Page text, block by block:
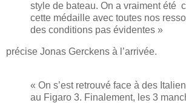
style de bateau. On a vraiment été
cette médaille avec toutes nos
des conditions pas évidentes »
précise Jonas Gerckens à l’arrivée.
« On s’est retrouvé face à des
au Figaro 3. Finalement, les 3